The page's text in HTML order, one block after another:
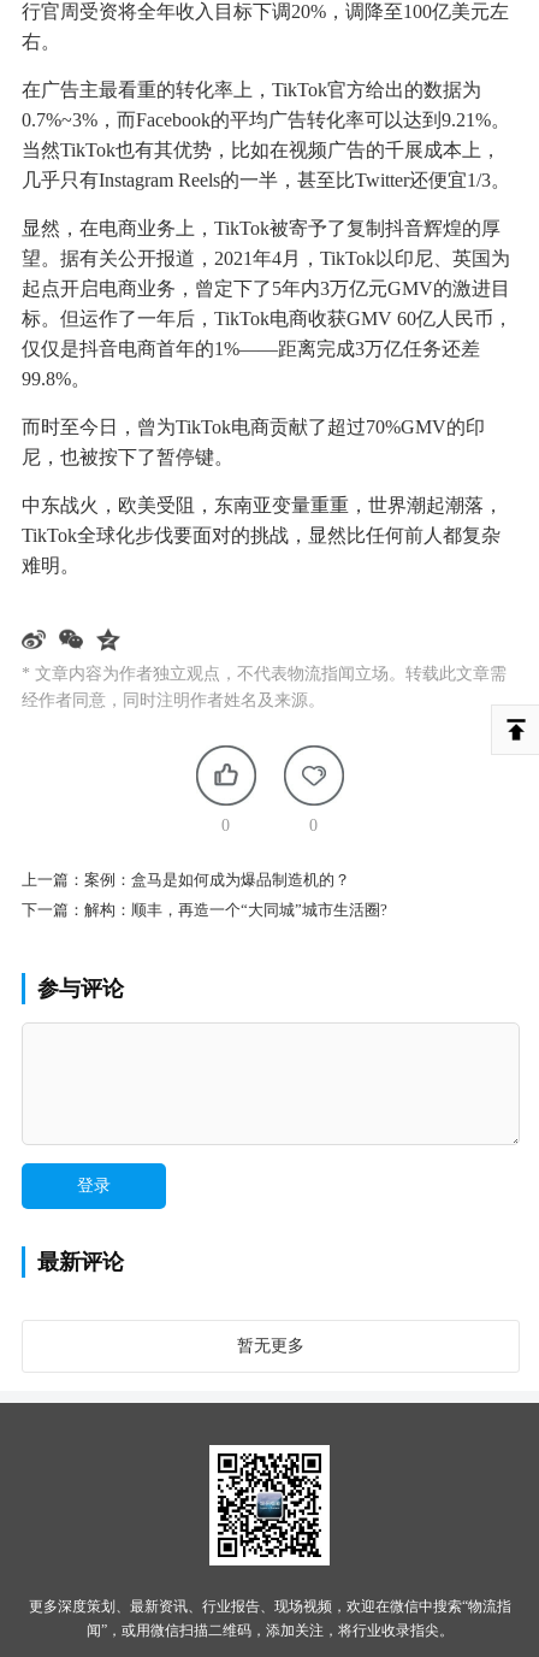
行官周受资将全年收入目标下调20%，调降至100亿美元左
右。
在广告主最看重的转化率上，TikTok官方给出的数据为
0.7%~3%，而Facebook的平均广告转化率可以达到9.21%。
当然TikTok也有其优势，比如在视频广告的千展成本上，
几乎只有Instagram Reels的一半，甚至比Twitter还便宜1/3。
显然，在电商业务上，TikTok被寄予了复制抖音辉煌的厚
望。据有关公开报道，2021年4月，TikTok以印尼、英国为
起点开启电商业务，曾定下了5年内3万亿元GMV的激进目
标。但运作了一年后，TikTok电商收获GMV 60亿人民币，
仅仅是抖音电商首年的1%——距离完成3万亿任务还差
99.8%。
而时至今日，曾为TikTok电商贡献了超过70%GMV的印
尼，也被按下了暂停键。
中东战火，欧美受阻，东南亚变量重重，世界潮起潮落，
TikTok全球化步伐要面对的挑战，显然比任何前人都复杂
难明。
* 文章内容为作者独立观点，不代表物流指闻立场。转载此文章需
经作者同意，同时注明作者姓名及来源。
0 0
上一篇： 案例：盒马是如何成为爆品制造机的？
下一篇： 解构：顺丰，再造一个“大同城”城市生活圈?
参与评论
最新评论
暂无更多
更多深度策划、最新资讯、行业报告、现场视频，欢迎在微信中搜索“物流指
闻”，或用微信扫描二维码，添加关注，将行业收录指尖。